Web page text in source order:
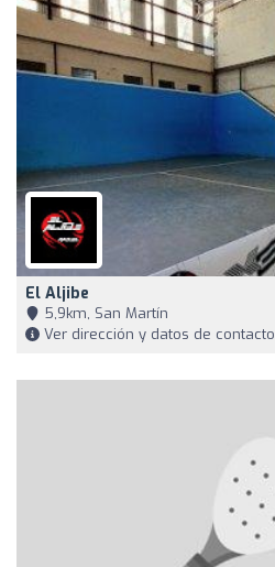
El Aljibe
5,9km, San Martín
Ver dirección y datos de contacto